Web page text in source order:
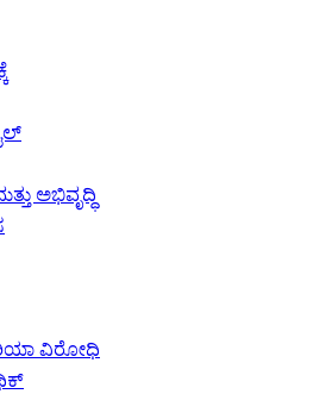
ಅಭಿವೃದ್ಧಿ
ವಿರೋಧಿ